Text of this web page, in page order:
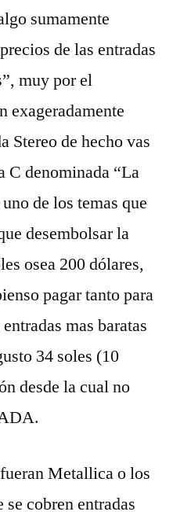
sumamente
de las entradas
muy por el
exageradamente
Stereo de hecho vas
C denominada “La
de los temas que
desembolsar la
osea 200 dólares,
pagar tanto para
mas baratas
34 soles (10
desde la cual no
Metallica o los
cobren entradas